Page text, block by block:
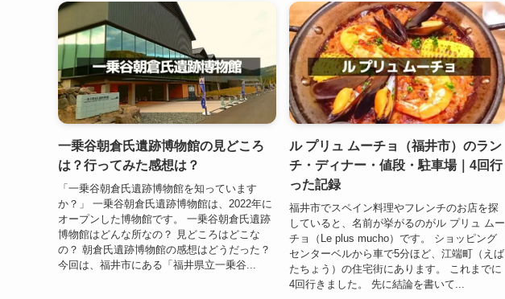
一乗谷朝倉氏遺跡博物館の見どころ
は？行ってみた感想は？
「一乗谷朝倉氏遺跡博物館を知っています
か？」 一乗谷朝倉氏遺跡博物館は、2022年に
オープンした博物館です。 一乗谷朝倉氏遺跡
博物館はどんな所なの？ 見どころはどこな
の？ 朝倉氏遺跡博物館の感想はどうだった？
今回は、福井市にある「福井県立一乗谷...
ル プリュ ムーチョ（福井市）のラン
チ・ディナー・値段・駐車場｜4回行
った記録
福井市でスペイン料理やフレンチのお店を探
していると、名前が挙がるのがル プリュ ムー
チョ（Le plus mucho）です。 ショッピング
センターベルから車で5分ほど、江端町（えば
たちょう）の住宅街にあります。 これまでに
4回行きました。 先に結論を書いて...